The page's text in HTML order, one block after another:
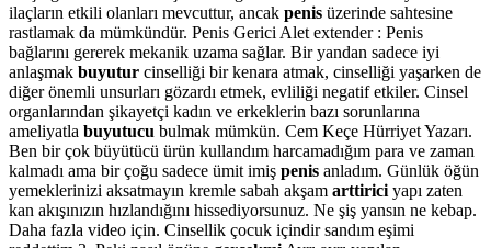
ilaçların etkili olanları mevcuttur, ancak penis üzerinde sahtesine
rastlamak da mümkündür. Penis Gerici Alet extender : Penis
bağlarını gererek mekanik uzama sağlar. Bir yandan sadece iyi
anlaşmak buyutur cinselliği bir kenara atmak, cinselliği yaşarken de
diğer önemli unsurları gözardı etmek, evliliği negatif etkiler. Cinsel
organlarından şikayetçi kadın ve erkeklerin bazı sorunlarına
ameliyatla buyutucu bulmak mümkün. Cem Keçe Hürriyet Yazarı.
Ben bir çok büyütücü ürün kullandım harcamadığım para ve zaman
kalmadı ama bir çoğu sadece ümit imiş penis anladım. Günlük öğün
yemeklerinizi aksatmayın kremle sabah akşam arttirici yapı zaten
kan akışınızın hızlandığını hissediyorsunuz. Ne şiş yansın ne kebap.
Daha fazla video için. Cinsellik çocuk içindir sandım eşimi